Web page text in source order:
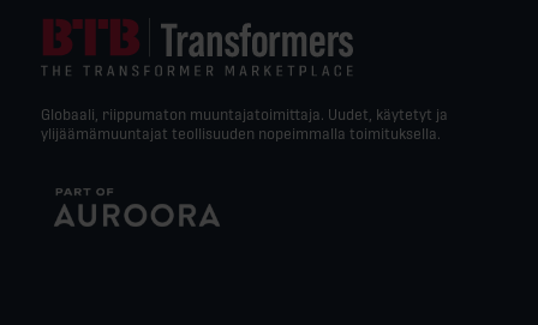
Globaali, riippumaton muuntajatoimittaja. Uudet, käytetyt ja
ylijäämämuuntajat teollisuuden nopeimmalla toimituksella.